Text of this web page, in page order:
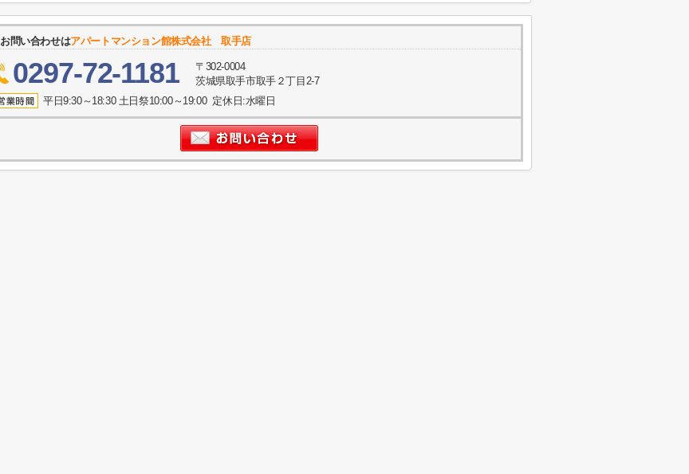
お問い合わせはアパートマンション館株式会社 取手店
0297-72-1181
〒302-0004
茨城県取手市取手２丁目2-7
平日9:30～18:30 土日祭10:00～19:00 定休日:水曜日